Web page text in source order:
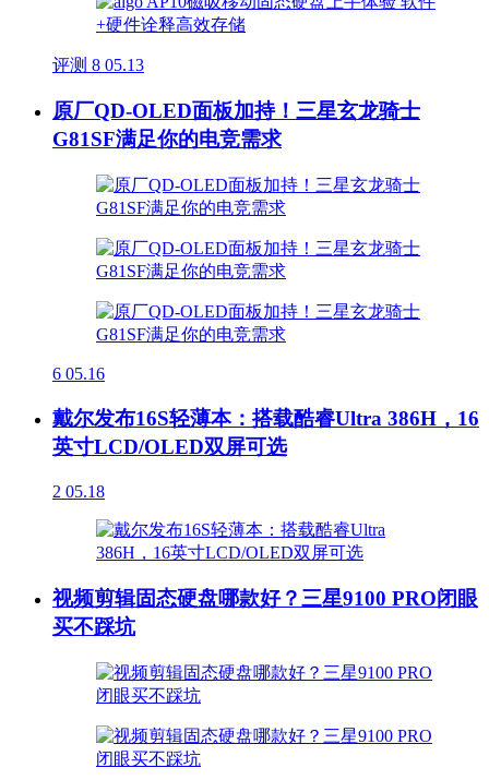
评测 8 05.13
原厂QD-OLED面板加持！三星玄龙骑士
G81SF满足你的电竞需求
6 05.16
戴尔发布16S轻薄本：搭载酷睿Ultra 386H，16
英寸LCD/OLED双屏可选
2 05.18
视频剪辑固态硬盘哪款好？三星9100 PRO闭眼
买不踩坑